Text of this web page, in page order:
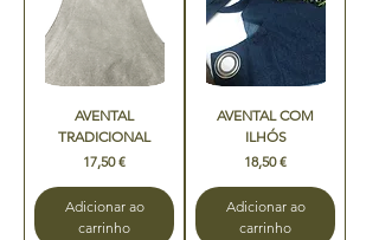
AVENTAL
TRADICIONAL
Preço
17,50 €
Adicionar ao
carrinho
AVENTAL COM
ILHÓS
Preço
18,50 €
Adicionar ao
carrinho